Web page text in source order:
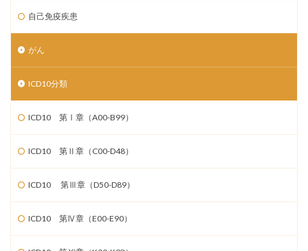
自己免疫疾患
がん
ICD10分類
ICD10 第Ⅰ章（A00-B99）
ICD10 第Ⅱ章（C00-D48）
ICD10 第Ⅲ章（D50-D89）
ICD10 第Ⅳ章（E00-E90）